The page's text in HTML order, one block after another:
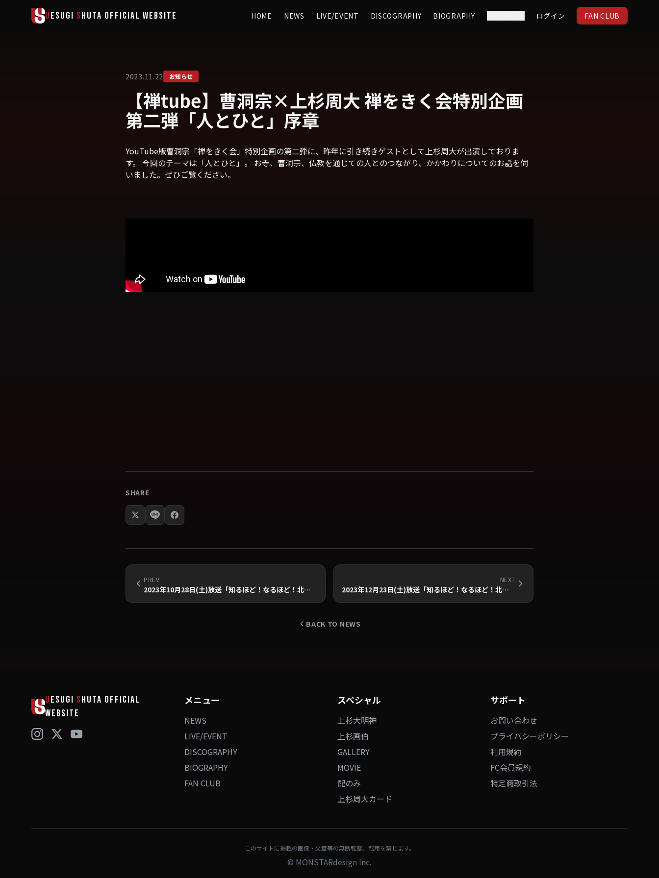
メインコンテンツへスキップ
UESUGI SHUTA OFFICIAL WEBSITE HOME NEWS LIVE/EVENT DISCOGRAPHY BIOGRAPHY ログイン FAN CLUB
2023.11.22 お知らせ
【禅tube】曹洞宗×上杉周大 禅をきく会特別企画
第二弾「人とひと」序章
YouTube版曹洞宗「禅をきく会」特別企画の第二弾に、昨年に引き続きゲストとして上杉周大が出演しておりま
す。 今回のテーマは「人とひと」。 お寺、曹洞宗、仏教を通じての人とのつながり、かかわりについてのお話を伺
いました。ぜひご覧ください。
SHARE
PREV
2023年10月28日(土)放送「知るほど！なるほど！北海道」出演のお知らせ
NEXT
2023年12月23日(土)放送「知るほど！なるほど！北海道」出演のお知らせ
BACK TO NEWS
UESUGI SHUTA OFFICIAL
WEBSITE
メニュー
NEWS
LIVE/EVENT
DISCOGRAPHY
BIOGRAPHY
FAN CLUB
スペシャル
上杉大明神
上杉画伯
GALLERY
MOVIE
配のみ
上杉周大カード
サポート
お問い合わせ
プライバシーポリシー
利用規約
FC会員規約
特定商取引法
このサイトに掲載の画像・文章等の無断転載、転用を禁じます。
© MONSTARdesign Inc.